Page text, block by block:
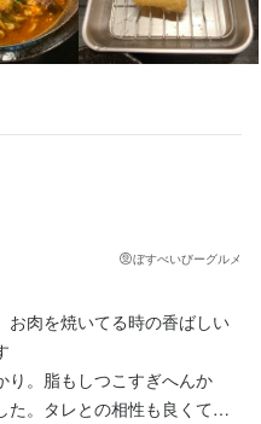
ぼすべいびーグルメ
お肉を焼いてる時の香ばしい
り。脂もしつこすぎへんか
た。タレとの相性も良くて、